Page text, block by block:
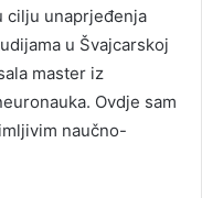
cilju unaprjeđenja
u Švajcarskoj
master iz
Ovdje sam
naučno-